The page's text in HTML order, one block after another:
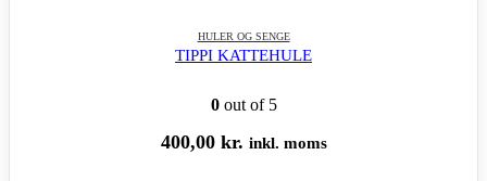
HULER OG SENGE
TIPPI KATTEHULE
0out of 5
400,00 kr. inkl. moms